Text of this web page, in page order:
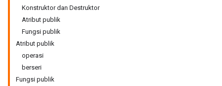
Konstruktor dan Destruktor
Atribut publik
Fungsi publik
Atribut publik
operasi
berseri
Fungsi publik